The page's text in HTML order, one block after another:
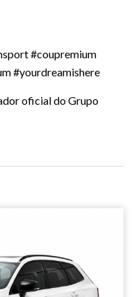
#coupremium
#yourdreamishere
oficial do Grupo